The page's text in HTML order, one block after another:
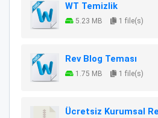
WT Temizlik
5.23 MB 1 file(s)
Rev Blog Teması
1.75 MB 1 file(s)
Ücretsiz Kurumsal